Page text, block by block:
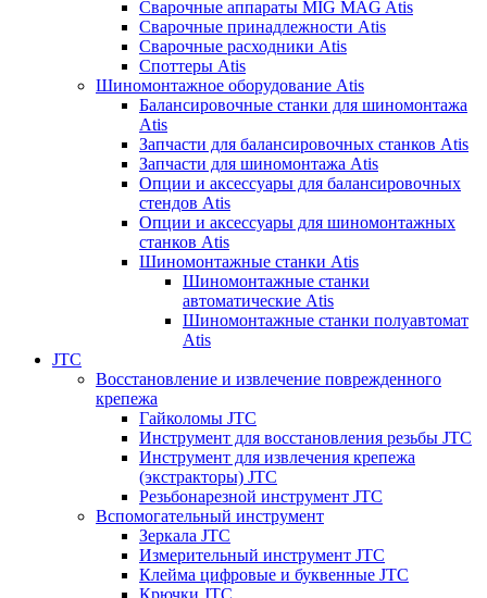
Сварочные аппараты MIG MAG Atis
Сварочные принадлежности Atis
Сварочные расходники Atis
Споттеры Atis
Шиномонтажное оборудование Atis
Балансировочные станки для шиномонтажа
Atis
Запчасти для балансировочных станков Atis
Запчасти для шиномонтажа Atis
Опции и аксессуары для балансировочных
стендов Atis
Опции и аксессуары для шиномонтажных
станков Atis
Шиномонтажные станки Atis
Шиномонтажные станки
автоматические Atis
Шиномонтажные станки полуавтомат
Atis
JTC
Восстановление и извлечение поврежденного
крепежа
Гайколомы JTC
Инструмент для восстановления резьбы JTC
Инструмент для извлечения крепежа
(экстракторы) JTC
Резьбонарезной инструмент JTC
Вспомогательный инструмент
Зеркала JTC
Измерительный инструмент JTC
Клейма цифровые и буквенные JTC
Крючки JTC